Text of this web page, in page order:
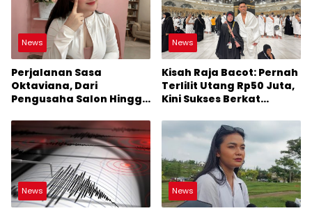
News
Perjalanan Sasa
Oktaviana, Dari
Pengusaha Salon Hingga
Streamer Game
News
Kisah Raja Bacot: Pernah
Terlilit Utang Rp50 Juta,
Kini Sukses Berkat
News News